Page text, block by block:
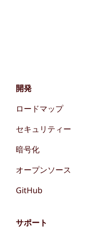
開発
ロードマップ
セキュリティー
暗号化
オープンソース
GitHub
サポート